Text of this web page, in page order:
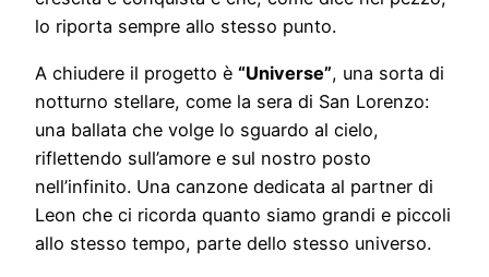
lo riporta sempre allo stesso punto.
A chiudere il progetto è “Universe”, una sorta di
notturno stellare, come la sera di San Lorenzo:
una ballata che volge lo sguardo al cielo,
riflettendo sull’amore e sul nostro posto
nell’infinito. Una canzone dedicata al partner di
Leon che ci ricorda quanto siamo grandi e piccoli
allo stesso tempo, parte dello stesso universo.